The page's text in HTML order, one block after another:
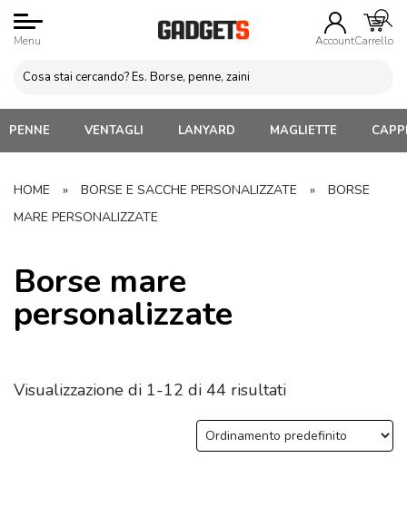
Menu AccountCarrello
PENNE VENTAGLI LANYARD MAGLIETTE
HOME » BORSE E SACCHE PERSONALIZZATE »
BORSE
MARE PERSONALIZZATE
Borse mare
personalizzate
Visualizzazione di 1-12 di 44 risultati